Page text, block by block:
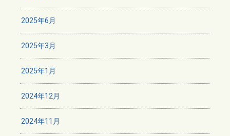
2025年6月
2025年3月
2025年1月
2024年12月
2024年11月